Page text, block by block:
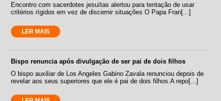
Encontro com sacerdotes jesuítas alertou para tentação de usar
critérios rígidos em vez de discernir situações O Papa Fran[...]
LER MAIS
Bispo renuncia após divulgação de ser pai de dois filhos
O bispo auxiliar de Los Angeles Gabino Zavala renunciou depois de
revelar aos seus superiores que ele é pai de dois filhos.A repo[...]